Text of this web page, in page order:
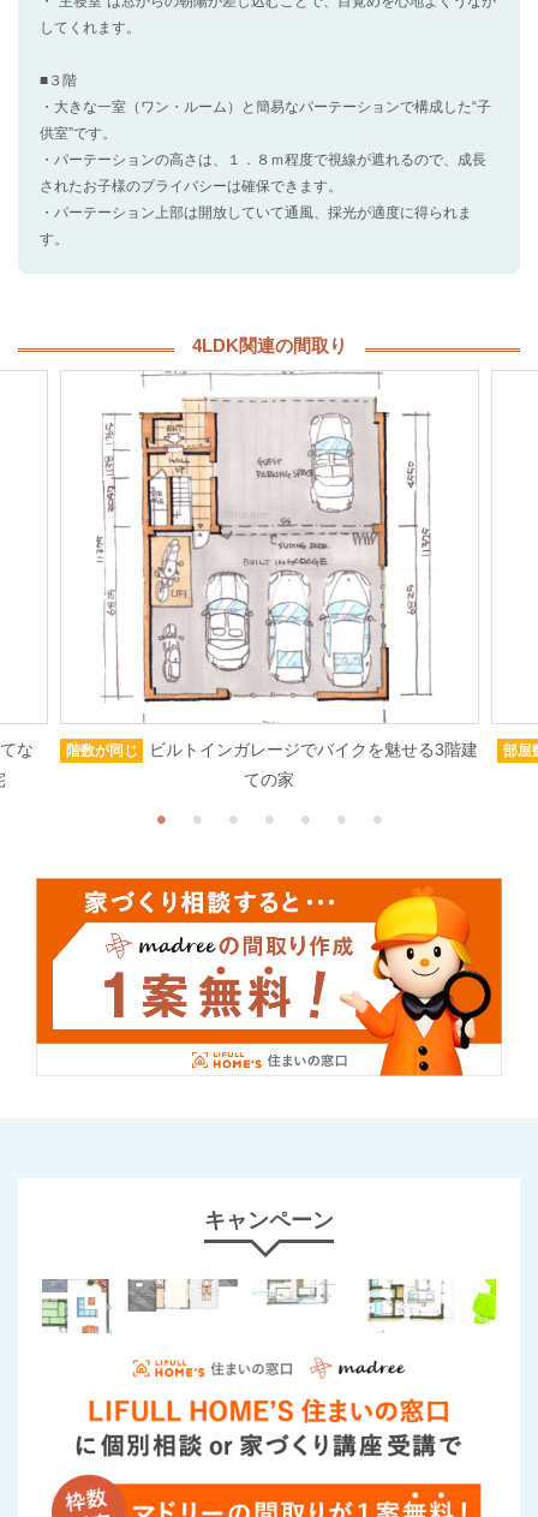
してくれます。
■３階
・大きな一室（ワン・ルーム）と簡易なパーテーションで構成した“子
供室”です。
・パーテーションの高さは、１．８ｍ程度で視線が遮れるので、成長
されたお子様のプライバシーは確保できます。
・パーテーション上部は開放していて通風、採光が適度に得られま
す。
4LDK関連の間取り
な
階数が同じ
ビルトインガレージでバイクを魅せる3階建
ての家
部屋
キャンペーン